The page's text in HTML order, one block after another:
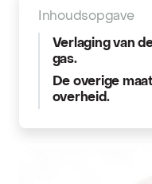
Inhoudsopgave
Verlaging van
gas.
De overige
overheid.